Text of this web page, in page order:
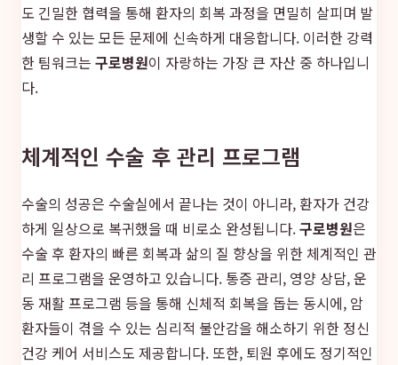
도 긴밀한 협력을 통해 환자의 회복 과정을 면밀히 살피며 발
생할 수 있는 모든 문제에 신속하게 대응합니다. 이러한 강력
한 팀워크는 구로병원이 자랑하는 가장 큰 자산 중 하나입니
다.
체계적인 수술 후 관리 프로그램
수술의 성공은 수술실에서 끝나는 것이 아니라, 환자가 건강
하게 일상으로 복귀했을 때 비로소 완성됩니다.구로병원은
수술 후 환자의 빠른 회복과 삶의 질 향상을 위한 체계적인 관
리 프로그램을 운영하고 있습니다. 통증 관리, 영양 상담, 운
동 재활 프로그램 등을 통해 신체적 회복을 돕는 동시에, 암
환자들이 겪을 수 있는 심리적 불안감을 해소하기 위한 정신
건강 케어 서비스도 제공합니다. 또한, 퇴원 후에도 정기적인